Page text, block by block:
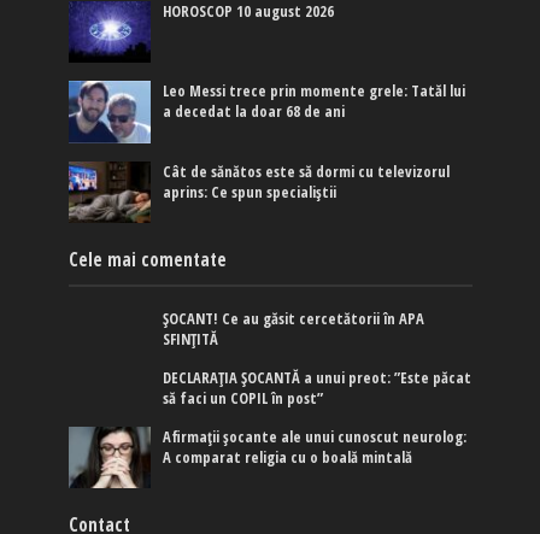
HOROSCOP 10 august 2026
Leo Messi trece prin momente grele: Tatăl lui
a decedat la doar 68 de ani
Cât de sănătos este să dormi cu televizorul
aprins: Ce spun specialiștii
Cele mai comentate
ȘOCANT! Ce au găsit cercetătorii în APA
SFINȚITĂ
DECLARAȚIA ȘOCANTĂ a unui preot: ”Este păcat
să faci un COPIL în post”
Afirmaţii şocante ale unui cunoscut neurolog:
A comparat religia cu o boală mintală
Contact